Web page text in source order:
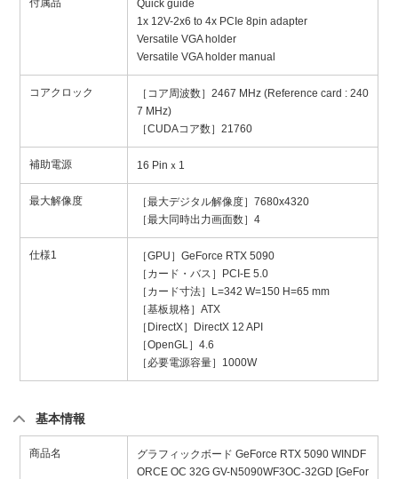
付属品
Quick guide
1x 12V-2x6 to 4x PCIe 8pin adapter
Versatile VGA holder
Versatile VGA holder manual
コアクロック
［コア周波数］2467 MHz (Reference card : 240
7 MHz)
［CUDAコア数］21760
補助電源 16 Pinｘ1
最大解像度
［最大デジタル解像度］7680x4320
［最大同時出力画面数］4
仕様1
［GPU］GeForce RTX 5090
［カード・バス］PCI-E 5.0
［カード寸法］L=342 W=150 H=65 mm
［基板規格］ATX
［DirectX］DirectX 12 API
［OpenGL］4.6
［必要電源容量］1000W
基本情報
商品名
グラフィックボード GeForce RTX 5090 WINDF
ORCE OC 32G GV-N5090WF3OC-32GD [GeFor